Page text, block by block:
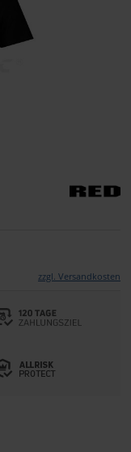
zzgl. Versandkosten